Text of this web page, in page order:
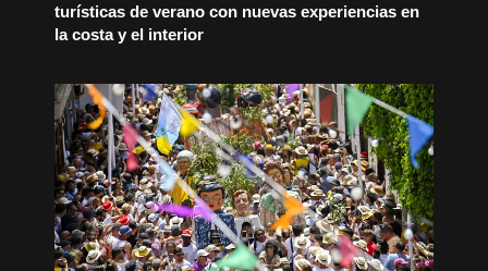
turísticas de verano con nuevas experiencias en
la costa y el interior